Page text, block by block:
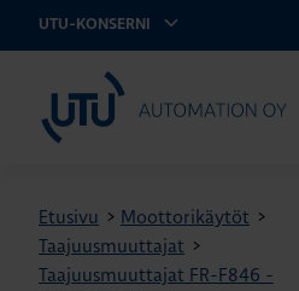
UTU-KONSERNI
UTU Automation
Etusivu > Moottorikäytöt >
Taajuusmuuttajat >
Taajuusmuuttajat FR-F846 -